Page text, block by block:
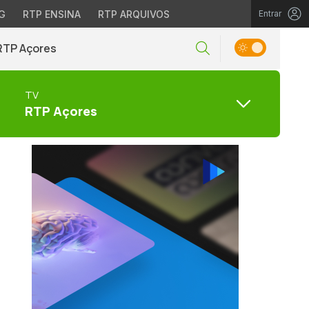
RTP ENSINA RTP ARQUIVOS Entrar
Açores
TV
RTP Açores